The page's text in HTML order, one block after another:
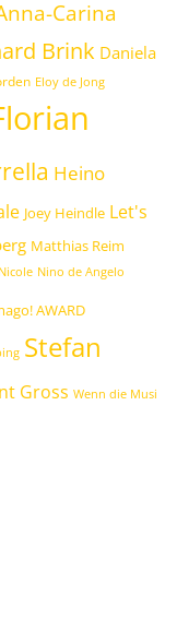
Carina
Brink Daniela
Eloy de Jong
Heino
Joey Heindle Let's
Matthias Reim
Nicole Nino de Angelo
AWARD
Stefan
Gross Wenn die Musi